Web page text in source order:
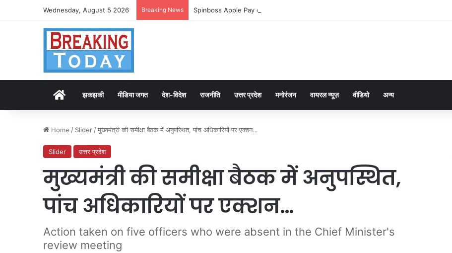
Wednesday, August 5 2026 Breaking News Spinboss Apple Pay dla graczy na iPhone
Homeझकझकी मीडिया जगत देश-विदेश राजनीति उत्तर प्रदेश मनोरंजन वायरल न्यूज़ वीडियो अन्य
Home / Slider /मुख्यमंत्री की समीक्षा बैठक में अनुपस्थित, पांच अधिकारियों पर एक्शन…
Slider उत्तर प्रदेश
मुख्यमंत्री की समीक्षा बैठक में अनुपस्थित,
पांच अधिकारियों पर एक्शन…
Action taken on five officers who were absent in the Chief Minister's
review meeting